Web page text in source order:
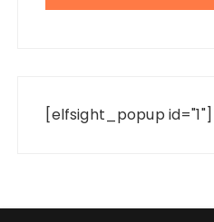
[elfsight_popup id="1"]